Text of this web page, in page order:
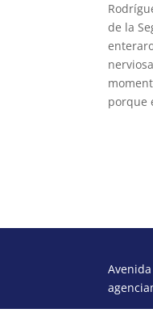
de la
porque